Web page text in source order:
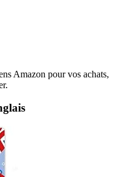
Amazon pour vos achats,